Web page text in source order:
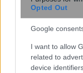
Opted Out
Google
I want to allow
related to
device